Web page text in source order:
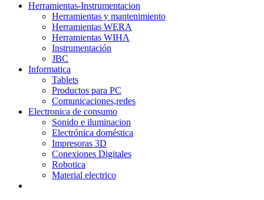
Herramientas-Instrumentacion
Herramientas y mantenimiento
Herramientas WERA
Herramientas WIHA
Instrumentación
JBC
Informatica
Tablets
Productos para PC
Comunicaciones,redes
Electronica de consumo
Sonido e iluminacion
Electrónica doméstica
Impresoras 3D
Conexiones Digitales
Robotica
Material electrico